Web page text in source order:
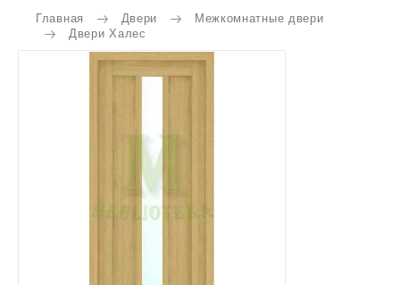
Главная Двери
Межкомнатные двери
Двери Халес